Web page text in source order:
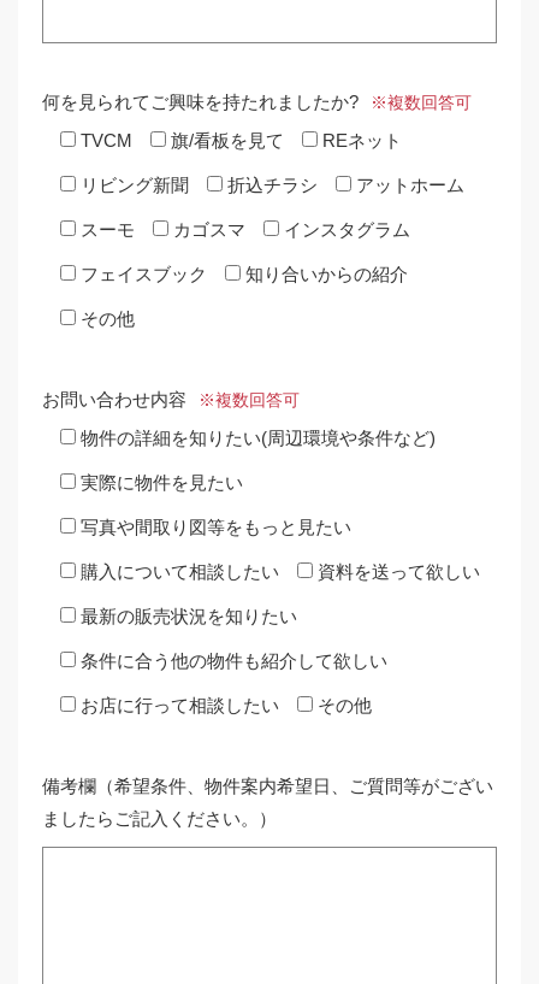
何を見られてご興味を持たれましたか? ※複数回答可
TVCM 旗/看板を見て REネット
リビング新聞 折込チラシ アットホーム
スーモ カゴスマ インスタグラム
フェイスブック 知り合いからの紹介
その他
お問い合わせ内容 ※複数回答可
物件の詳細を知りたい(周辺環境や条件など)
実際に物件を見たい
写真や間取り図等をもっと見たい
購入について相談したい 資料を送って欲しい
最新の販売状況を知りたい
条件に合う他の物件も紹介して欲しい
お店に行って相談したい その他
備考欄（希望条件、物件案内希望日、ご質問等がござい
ましたらご記入ください。）